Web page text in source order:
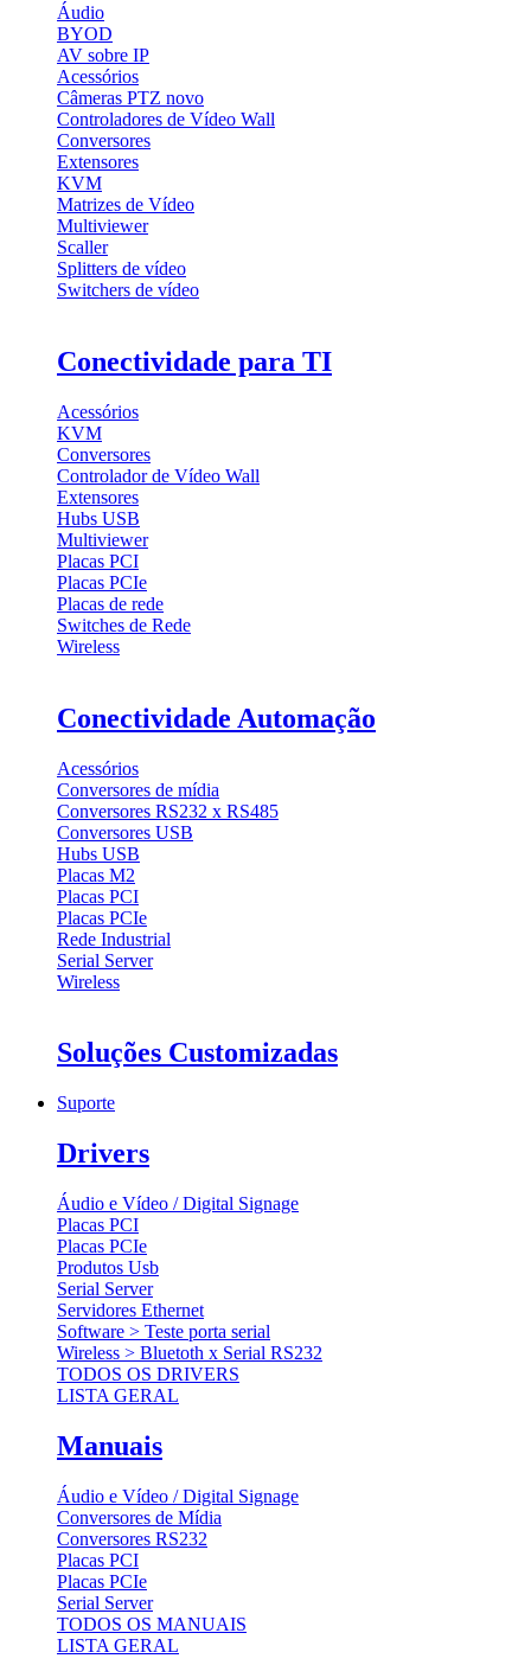
Áudio
BYOD
AV sobre IP
Acessórios
Câmeras PTZ novo
Controladores de Vídeo Wall
Conversores
Extensores
KVM
Matrizes de Vídeo
Multiviewer
Scaller
Splitters de vídeo
Switchers de vídeo
Conectividade para TI
Acessórios
KVM
Conversores
Controlador de Vídeo Wall
Extensores
Hubs USB
Multiviewer
Placas PCI
Placas PCIe
Placas de rede
Switches de Rede
Wireless
Conectividade Automação
Acessórios
Conversores de mídia
Conversores RS232 x RS485
Conversores USB
Hubs USB
Placas M2
Placas PCI
Placas PCIe
Rede Industrial
Serial Server
Wireless
Soluções Customizadas
Suporte
Drivers
Áudio e Vídeo / Digital Signage
Placas PCI
Placas PCIe
Produtos Usb
Serial Server
Servidores Ethernet
Software > Teste porta serial
Wireless > Bluetoth x Serial RS232
TODOS OS DRIVERS
LISTA GERAL
Manuais
Áudio e Vídeo / Digital Signage
Conversores de Mídia
Conversores RS232
Placas PCI
Placas PCIe
Serial Server
TODOS OS MANUAIS
LISTA GERAL